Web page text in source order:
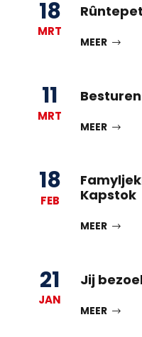
18
MRT
MEER
11
MRT
Besturen
MEER
18
FEB
Kapstok
MEER
21
JAN
Jij
MEER